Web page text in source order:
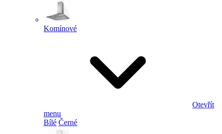
Komínové
Otevřít
menu
Bílé Černé